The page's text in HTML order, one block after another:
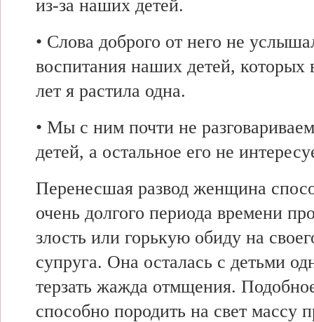
из-за наших детей.
• Слова доброго от него не
воспитания наших детей, которых
лет я растила одна.
• Мы с ним почти не
детей, а остальное его не
Перенесшая развод женщина
очень долгого периода времени
злость или горькую обиду на
супруга. Она осталась с детьми
терзать жажда отмщения.
способно породить на свет массу